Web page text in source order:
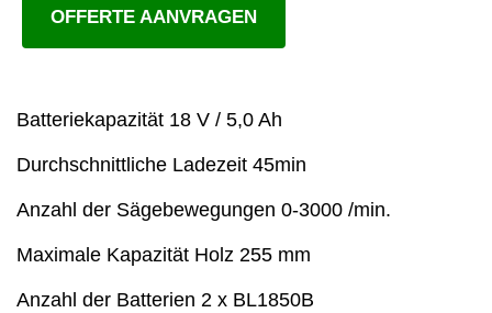
OFFERTE AANVRAGEN
Batteriekapazität 18 V / 5,0 Ah
Durchschnittliche Ladezeit 45min
Anzahl der Sägebewegungen 0-3000 /min.
Maximale Kapazität Holz 255 mm
Anzahl der Batterien 2 x BL1850B